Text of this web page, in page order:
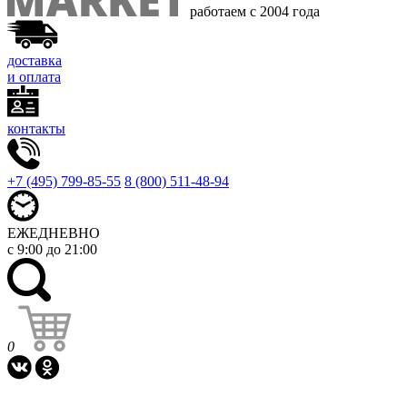
работаем с 2004 года
доставка
и оплата
контакты
+7 (495) 799-85-55 8 (800) 511-48-94
ЕЖЕДНЕВНО
с 9:00 до 21:00
0